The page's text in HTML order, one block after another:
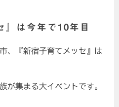
』は今年で10年目
、『新宿子育てメッセ』は
集まる大イベントです。